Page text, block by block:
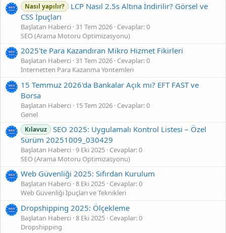
Nasıl yapılır?
LCP Nasıl 2.5s Altına İndirilir? Görsel ve
CSS İpuçları
Başlatan Haberci 31 Tem 2026 Cevaplar: 0
SEO (Arama Motoru Optimizasyonu)
2025'te Para Kazandıran Mikro Hizmet Fikirleri
Başlatan Haberci 31 Tem 2026 Cevaplar: 0
İnternetten Para Kazanma Yöntemleri
15 Temmuz 2026'da Bankalar Açık mı? EFT FAST ve
Borsa
Başlatan Haberci 15 Tem 2026 Cevaplar: 0
Genel
Kılavuz
SEO 2025: Uygulamalı Kontrol Listesi – Özel
Sürüm 20251009_030429
Başlatan Haberci 9 Eki 2025 Cevaplar: 0
SEO (Arama Motoru Optimizasyonu)
Web Güvenliği 2025: Sıfırdan Kurulum
Başlatan Haberci 8 Eki 2025 Cevaplar: 0
Web Güvenliği İpuçları ve Teknikleri
Dropshipping 2025: Ölçekleme
Başlatan Haberci 8 Eki 2025 Cevaplar: 0
Dropshipping